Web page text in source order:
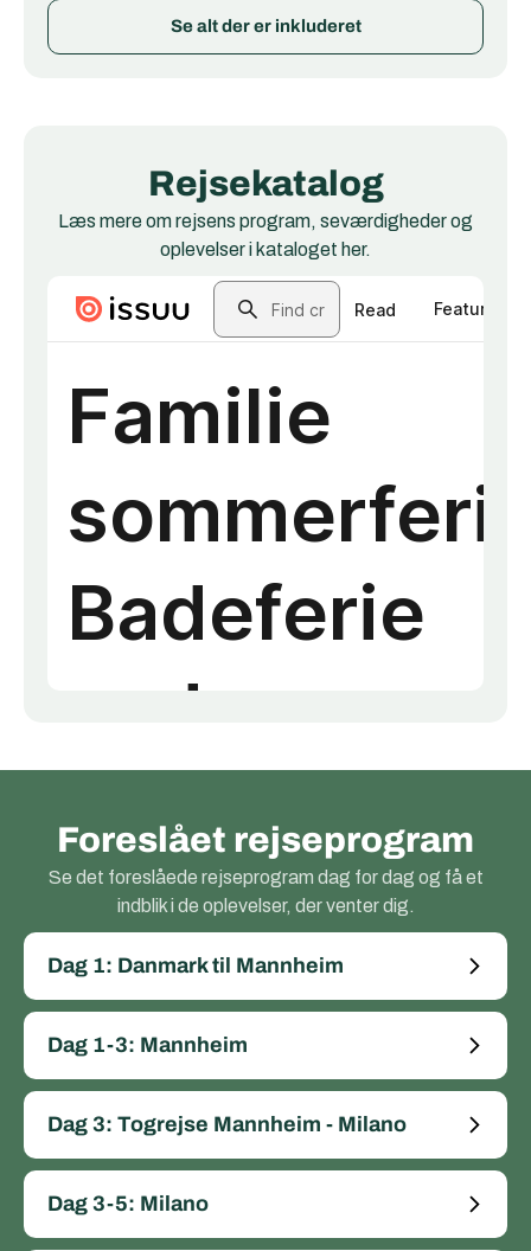
Se alt der er inkluderet
Rejsekatalog
Læs mere om rejsens program, seværdigheder og
oplevelser i kataloget her.
Foreslået rejseprogram
Se det foreslåede rejseprogram dag for dag og få et
indblik i de oplevelser, der venter dig.
Dag 1: Danmark til Mannheim
Dag 1-3: Mannheim
Dag 3: Togrejse Mannheim - Milano
Dag 3-5: Milano